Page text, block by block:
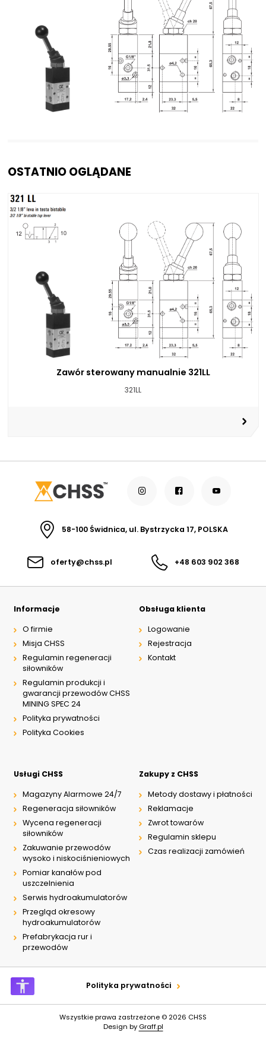
KRS: 0001073679
Projekty:
info@powerhydraulics.eu
OSTATNIO OGLĄDANE
Zawór sterowany manualnie 321LL
321LL
58-100 Świdnica, ul. Bystrzycka 17, POLSKA
oferty@chss.pl +48 603 902 368
Informacje
O firmie
Misja CHSS
Regulamin regeneracji
siłowników
Regulamin produkcji i
gwarancji przewodów CHSS
MINING SPEC 24
Polityka prywatności
Polityka Cookies
Obsługa klienta
Logowanie
Rejestracja
Kontakt
Usługi CHSS
Magazyny Alarmowe 24/7
Regeneracja siłowników
Wycena regeneracji
siłowników
Zakuwanie przewodów
wysoko i niskociśnieniowych
Pomiar kanałów pod
uszczelnienia
Serwis hydroakumulatorów
Przegląd okresowy
hydroakumulatorów
Prefabrykacja rur i
przewodów
Zakupy z CHSS
Metody dostawy i płatności
Reklamacje
Zwrot towarów
Regulamin sklepu
Czas realizacji zamówień
Polityka prywatności
Wszystkie prawa zastrzeżone © 2026 CHSS
Design by Graff.pl